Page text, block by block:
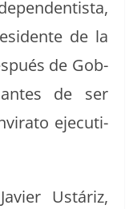
de la
de Gob­
de ser
ejec­u­ti­
Ustáriz,